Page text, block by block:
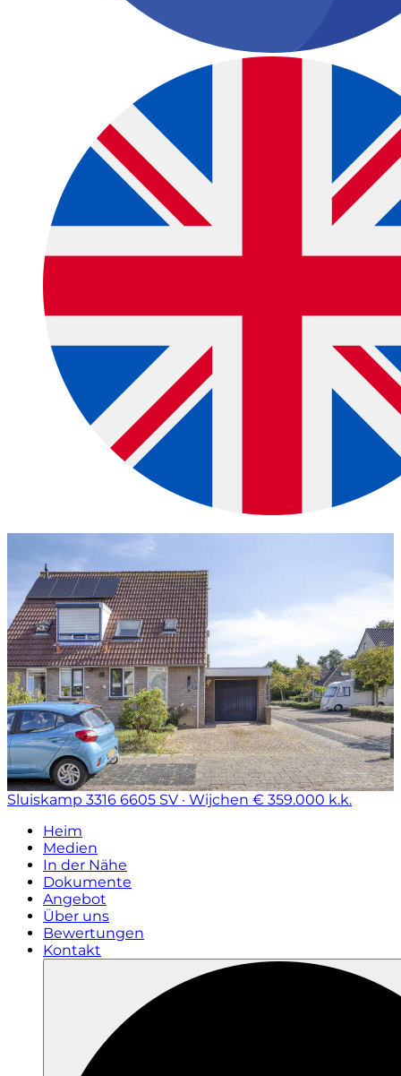
Sluiskamp 3316 6605 SV · Wijchen € 359.000 k.k.
Heim
Medien
In der Nähe
Dokumente
Angebot
Über uns
Bewertungen
Kontakt